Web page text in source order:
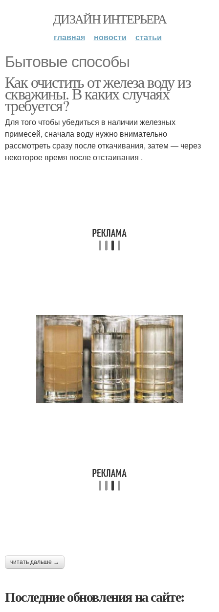
ДИЗАЙН ИНТЕРЬЕРА
главная новости статьи
Бытовые способы
Как очистить от железа воду из
скважины. В каких случаях
требуется?
Для того чтобы убедиться в наличии железных
примесей, сначала воду нужно внимательно
рассмотреть сразу после откачивания, затем — через
некоторое время после отстаивания .
читать дальше →
Последние обновления на сайте: